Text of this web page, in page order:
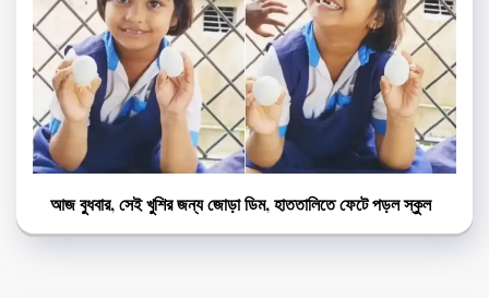
আজ বুধবার, সেই খুশির জন্য জোড়া ডিম, হাততালিতে ফেটে পড়ল স্কুল